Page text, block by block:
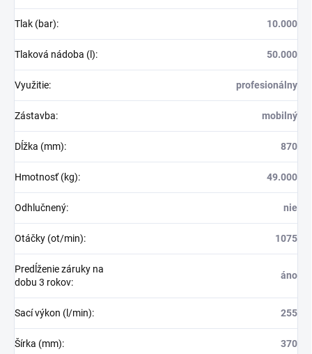
Tlak (bar): 10.000
Tlaková nádoba (l): 50.000
Využitie: profesionálny
Zástavba: mobilný
Dĺžka (mm): 870
Hmotnosť (kg): 49.000
Odhlučnený: nie
Otáčky (ot/min): 1075
Predĺženie záruky na
dobu 3 rokov:
áno
Sací výkon (l/min): 255
Šírka (mm): 370